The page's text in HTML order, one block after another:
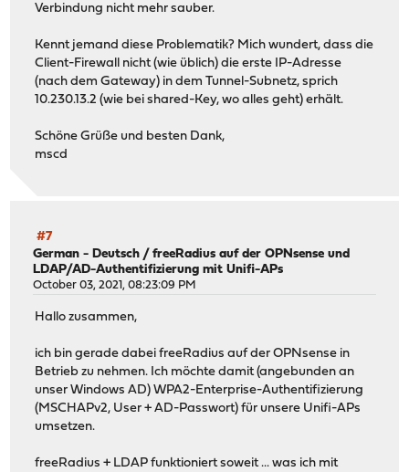
Verbindung nicht mehr sauber.
Kennt jemand diese Problematik? Mich wundert, dass die
Client-Firewall nicht (wie üblich) die erste IP-Adresse
(nach dem Gateway) in dem Tunnel-Subnetz, sprich
10.230.13.2 (wie bei shared-Key, wo alles geht) erhält.
Schöne Grüße und besten Dank,
mscd
#7
German - Deutsch /freeRadius auf der OPNsense und
LDAP/AD-Authentifizierung mit Unifi-APs
October 03, 2021, 08:23:09 PM
Hallo zusammen,
ich bin gerade dabei freeRadius auf der OPNsense in
Betrieb zu nehmen. Ich möchte damit (angebunden an
unser Windows AD) WPA2-Enterprise-Authentifizierung
(MSCHAPv2, User + AD-Passwort) für unsere Unifi-APs
umsetzen.
freeRadius + LDAP funktioniert soweit ... was ich mit